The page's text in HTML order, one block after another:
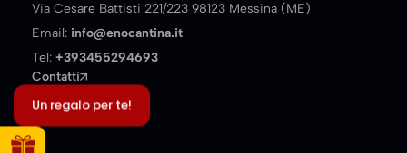
Via Cesare Battisti 221/223 98123 Messina (ME)
Email: info@enocantina.it
Tel: +393455294693
Contatti
Un regalo per te!